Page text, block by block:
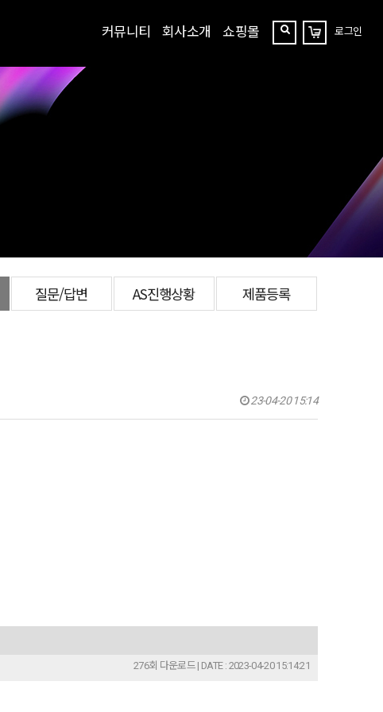
커뮤니티 회사소개 쇼핑몰
찾
장
바
로그인
질문/답변 AS진행상황 제품등록
23-04-20 15:14
276회 다운로드 | DATE : 2023-04-20 15:14:21